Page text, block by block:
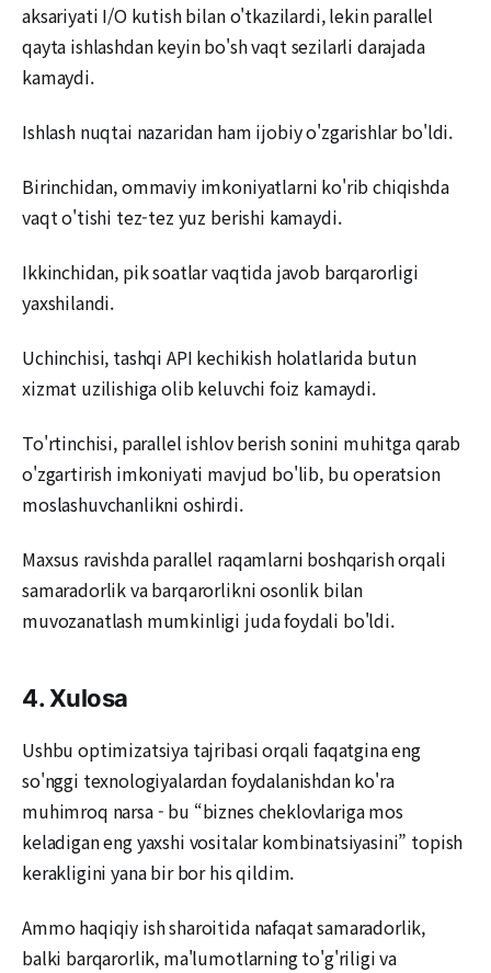
aksariyati I/O kutish bilan o'tkazilardi, lekin parallel
qayta ishlashdan keyin bo'sh vaqt sezilarli darajada
kamaydi.
Ishlash nuqtai nazaridan ham ijobiy o'zgarishlar bo'ldi.
Birinchidan, ommaviy imkoniyatlarni ko'rib chiqishda
vaqt o'tishi tez-tez yuz berishi kamaydi.
Ikkinchidan, pik soatlar vaqtida javob barqarorligi
yaxshilandi.
Uchinchisi, tashqi API kechikish holatlarida butun
xizmat uzilishiga olib keluvchi foiz kamaydi.
To'rtinchisi, parallel ishlov berish sonini muhitga qarab
o'zgartirish imkoniyati mavjud bo'lib, bu operatsion
moslashuvchanlikni oshirdi.
Maxsus ravishda parallel raqamlarni boshqarish orqali
samaradorlik va barqarorlikni osonlik bilan
muvozanatlash mumkinligi juda foydali bo'ldi.
4. Xulosa
Ushbu optimizatsiya tajribasi orqali faqatgina eng
so'nggi texnologiyalardan foydalanishdan ko'ra
muhimroq narsa - bu “biznes cheklovlariga mos
keladigan eng yaxshi vositalar kombinatsiyasini” topish
kerakligini yana bir bor his qildim.
Ammo haqiqiy ish sharoitida nafaqat samaradorlik,
balki barqarorlik, ma'lumotlarning to'g'riligi va